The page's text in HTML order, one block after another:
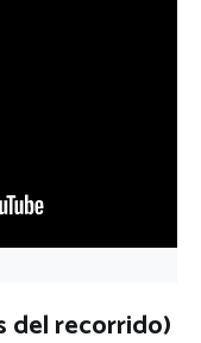
del recorrido)